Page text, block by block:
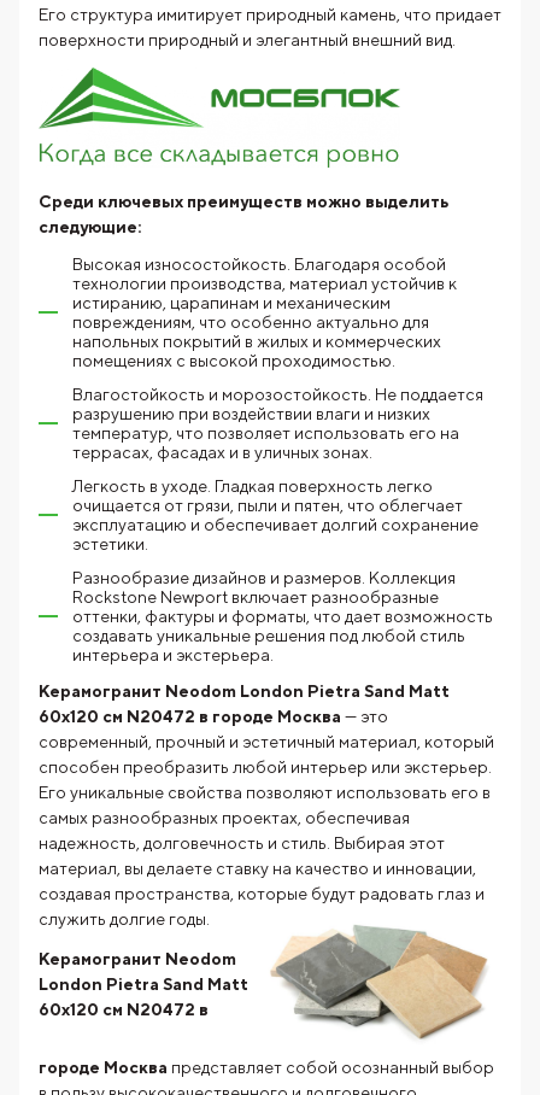
Его структура имитирует природный камень, что придает
поверхности природный и элегантный внешний вид.
Среди ключевых преимуществ можно выделить
следующие:
Высокая износостойкость. Благодаря особой
технологии производства, материал устойчив к
истиранию, царапинам и механическим
повреждениям, что особенно актуально для
напольных покрытий в жилых и коммерческих
помещениях с высокой проходимостью.
Влагостойкость и морозостойкость. Не поддается
разрушению при воздействии влаги и низких
температур, что позволяет использовать его на
террасах, фасадах и в уличных зонах.
Легкость в уходе. Гладкая поверхность легко
очищается от грязи, пыли и пятен, что облегчает
эксплуатацию и обеспечивает долгий сохранение
эстетики.
Разнообразие дизайнов и размеров. Коллекция
Rockstone Newport включает разнообразные
оттенки, фактуры и форматы, что дает возможность
создавать уникальные решения под любой стиль
интерьера и экстерьера.
Керамогранит Neodom London Pietra Sand Matt
60x120 см N20472 в городе Москва — это
современный, прочный и эстетичный материал, который
способен преобразить любой интерьер или экстерьер.
Его уникальные свойства позволяют использовать его в
самых разнообразных проектах, обеспечивая
надежность, долговечность и стиль. Выбирая этот
материал, вы делаете ставку на качество и инновации,
создавая пространства, которые будут радовать глаз и
служить долгие годы.
Керамогранит Neodom
London Pietra Sand Matt
60x120 см N20472 в
городе Москва представляет собой осознанный выбор